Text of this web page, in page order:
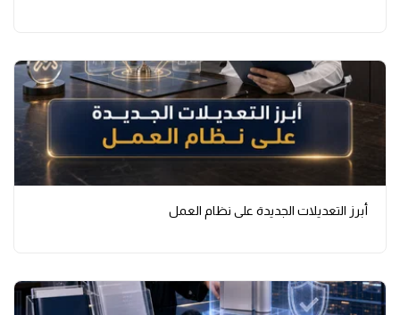
أبرز التعديلات الجديدة على نظام العمل